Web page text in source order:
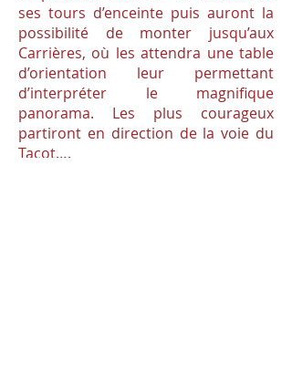
ses tours d’enceinte puis auront la
possibilité de monter jusqu’aux
Carrières, où les attendra une table
d’orientation leur permettant
d’interpréter le magnifique
panorama. Les plus courageux
partiront en direction de la voie du
Tacot….